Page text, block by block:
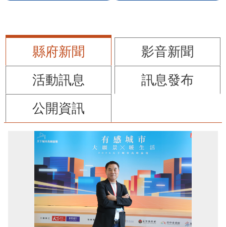
縣府新聞
影音新聞
活動訊息
訊息發布
公開資訊